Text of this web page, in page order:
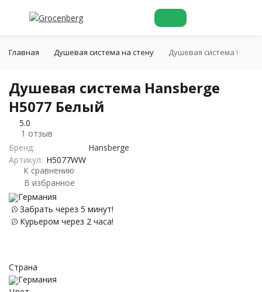
Главная Душевая система на стену Душевая система
Душевая система Hansberge
H5077 Белый
5.0
1 отзыв
Бренд:
Hansberge
Артикул: H5077WW
К сравнению
В избранное
Германия
Забрать через 5 минут!
Курьером через 2 часа!
Страна
Германия